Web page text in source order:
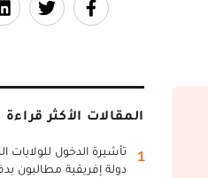
المقالات الأكثر قراءة
1
دولة إفريقية مطالبون